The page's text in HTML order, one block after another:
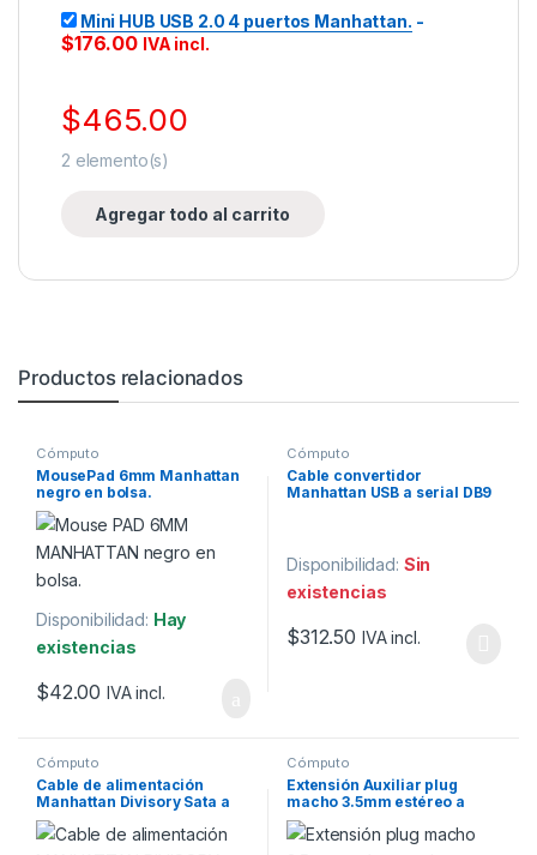
Mini HUB USB 2.0 4 puertos Manhattan. -
$176.00 IVA incl.
$465.00
2 elemento(s)
Agregar todo al carrito
Productos relacionados
Cómputo
MousePad 6mm Manhattan
negro en bolsa.
Disponibilidad: Hay
existencias
$42.00 IVA incl.
Cómputo
Cable convertidor
Manhattan USB a serial DB9
Disponibilidad: Sin
existencias
$312.50 IVA incl.
Cómputo
Cable de alimentación
Manhattan Divisory Sata a
0.16m x2 Molex 4 pines.
Cómputo
Extensión Auxiliar plug
macho 3.5mm estéreo a
plug macho 3.5mm estéreo,
6m